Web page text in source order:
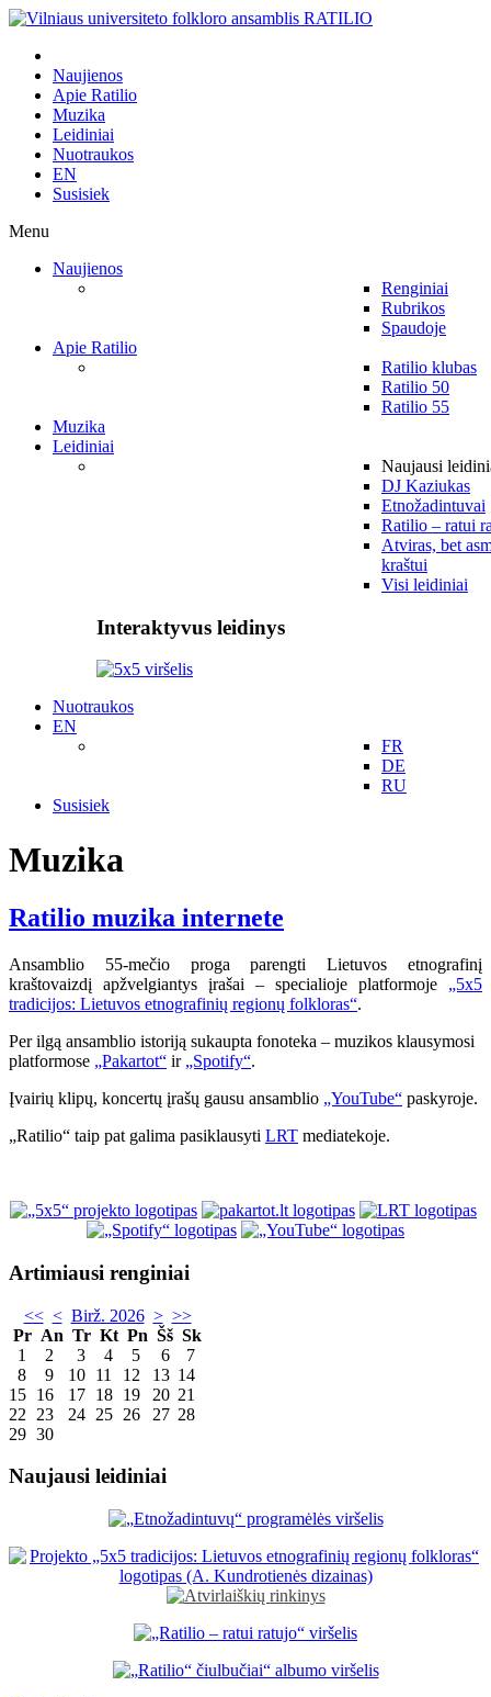
Naujienos
Apie Ratilio
Muzika
Leidiniai
Nuotraukos
EN
Susisiek
Menu
Naujienos
Renginiai
Rubrikos
Spaudoje
Apie Ratilio
Ratilio klubas
Ratilio 50
Ratilio 55
Muzika
Leidiniai
Naujausi
DJ Kaziukas
Etnožadintuvai
Ratilio – ratui
Atviras, bet
kraštui
Visi leidiniai
Interaktyvus leidinys
Nuotraukos
EN
FR
DE
RU
Susisiek
Muzika
Ratilio muzika internete
Ansamblio 55-mečio proga parengti Lietuvos etnografinį
kraštovaizdį apžvelgiantys įrašai – specialioje platformoje „5x5
tradicijos: Lietuvos etnografinių regionų folkloras“.
Per ilgą ansamblio istoriją sukaupta fonoteka – muzikos klausymosi
platformose „Pakartot“ ir „Spotify“.
Įvairių klipų, koncertų įrašų gausu ansamblio „YouTube“ paskyroje.
„Ratilio“ taip pat galima pasiklausyti LRT mediatekoje.
Artimiausi renginiai
<< < Birž. 2026 > >>
Pr An Tr Kt Pn Šš Sk
1
2 3 4 5 6
7
8
9 10 11 12 13 14
15 16 17 18 19 20 21
22
23 24 25 26 27 28
29 30
Naujausi leidiniai